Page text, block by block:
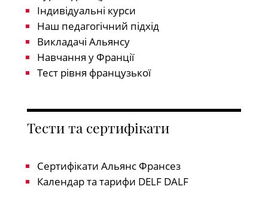
Індивідуальні курси
Наш педагогічний підхід
Викладачі Альянсу
Навчання у Франції
Тест рівня французької
Тести та сертифікати
Сертифікати Альянс Франсез
Календар та тарифи DELF DALF